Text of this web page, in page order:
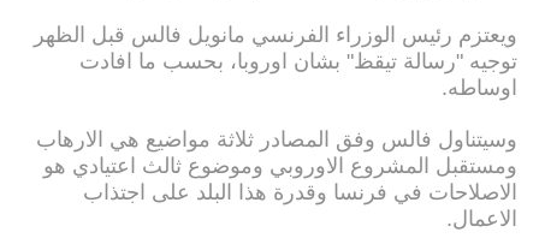
ويعتزم رئيس الوزراء الفرنسي مانويل فالس قبل الظهر
توجيه "رسالة تيقظ" بشان اوروبا، بحسب ما افادت
اوساطه.
وسيتناول فالس وفق المصادر ثلاثة مواضيع هي الارهاب
ومستقبل المشروع الاوروبي وموضوع ثالث اعتيادي هو
الاصلاحات في فرنسا وقدرة هذا البلد على اجتذاب
الاعمال.